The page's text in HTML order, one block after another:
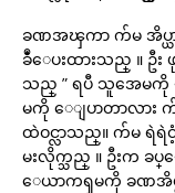
ခဏအၾကာ က်မ အိပ္ယ
ခဳံေပးထားသည္ ။ ဦ
သည္ ” ရပီ သူအေမကို
မကို ေျပာတာလား
ထဲဝင္လာသည္။ က်မ ရဲရဲ
မးလိုက္သည္ ။ ဦးက ခပ္
ေယာကၡမကို ခဏအိမ္မ